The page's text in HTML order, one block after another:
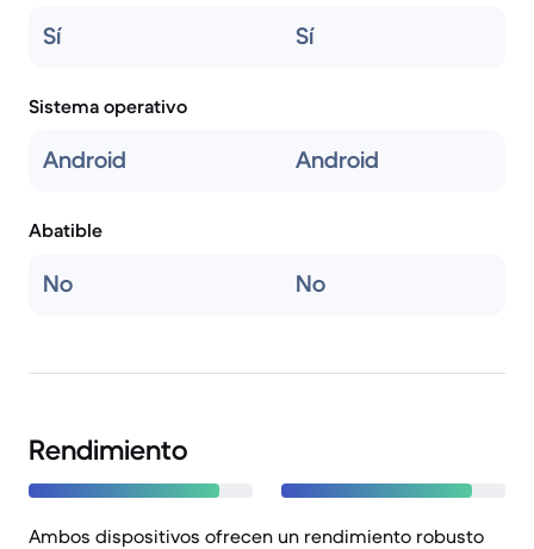
Sí Sí
Sistema operativo
Android Android
Abatible
No No
Rendimiento
Ambos dispositivos ofrecen un rendimiento robusto